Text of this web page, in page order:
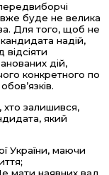
вже буде не велика
Для того, щоб не
надій,
відсіяти
дій,
конкретного по
хто залишився,
який
України, маючи